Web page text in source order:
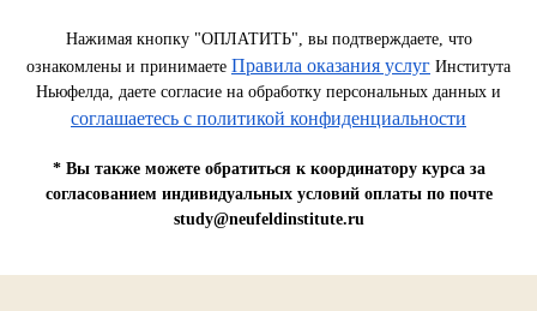
Нажимая кнопку "ОПЛАТИТЬ", вы подтверждаете, что
ознакомлены и принимаете Правила оказания услуг Института
Ньюфелда, даете согласие на обработку персональных данных и
соглашаетесь c политикой конфиденциальности
* Вы также можете обратиться к координатору курса за
согласованием индивидуальных условий оплаты по почте
study@neufeldinstitute.ru